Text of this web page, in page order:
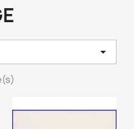
